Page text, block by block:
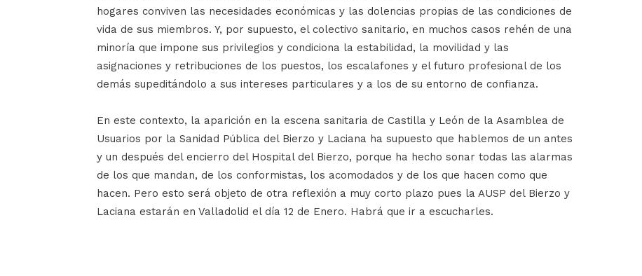
hogares conviven las necesidades económicas y las dolencias propias de las condiciones de
vida de sus miembros. Y, por supuesto, el colectivo sanitario, en muchos casos rehén de una
minoría que impone sus privilegios y condiciona la estabilidad, la movilidad y las
asignaciones y retribuciones de los puestos, los escalafones y el futuro profesional de los
demás supeditándolo a sus intereses particulares y a los de su entorno de confianza.
En este contexto, la aparición en la escena sanitaria de Castilla y León de la Asamblea de
Usuarios por la Sanidad Pública del Bierzo y Laciana ha supuesto que hablemos de un antes
y un después del encierro del Hospital del Bierzo, porque ha hecho sonar todas las alarmas
de los que mandan, de los conformistas, los acomodados y de los que hacen como que
hacen. Pero esto será objeto de otra reflexión a muy corto plazo pues la AUSP del Bierzo y
Laciana estarán en Valladolid el día 12 de Enero. Habrá que ir a escucharles.